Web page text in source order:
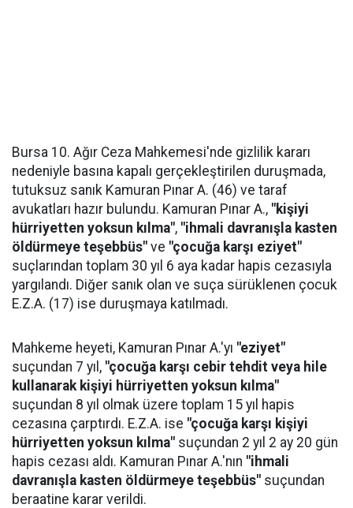
Bursa 10. Ağır Ceza Mahkemesi'nde gizlilik kararı
nedeniyle basına kapalı gerçekleştirilen duruşmada,
tutuksuz sanık Kamuran Pınar A. (46) ve taraf
avukatları hazır bulundu. Kamuran Pınar A., "kişiyi
hürriyetten yoksun kılma", "ihmali davranışla kasten
öldürmeye teşebbüs" ve "çocuğa karşı eziyet"
suçlarından toplam 30 yıl 6 aya kadar hapis cezasıyla
yargılandı. Diğer sanık olan ve suça sürüklenen çocuk
E.Z.A. (17) ise duruşmaya katılmadı.
Mahkeme heyeti, Kamuran Pınar A.'yı "eziyet"
suçundan 7 yıl, "çocuğa karşı cebir tehdit veya hile
kullanarak kişiyi hürriyetten yoksun kılma"
suçundan 8 yıl olmak üzere toplam 15 yıl hapis
cezasına çarptırdı. E.Z.A. ise "çocuğa karşı kişiyi
hürriyetten yoksun kılma" suçundan 2 yıl 2 ay 20 gün
hapis cezası aldı. Kamuran Pınar A.'nın "ihmali
davranışla kasten öldürmeye teşebbüs" suçundan
beraatine karar verildi.